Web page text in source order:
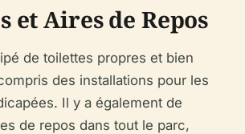
et Aires de Repos
de toilettes propres et bien
des installations pour les
Il y a également de
de repos dans tout le parc,